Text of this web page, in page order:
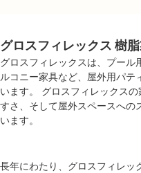
グロスフィレックス 樹
グロスフィレックスは、プール
ルコニー家具など、屋外用パテ
います。 グロスフィレックス
すさ、そして屋外スペースへの
います。
長年にわたり、グロスフィレッ